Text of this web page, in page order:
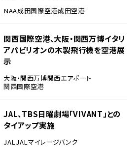
NAA成田国際空港成田空港
関西国際空港、大阪・関西万博イタリ
アパビリオンの木製飛行機を空港展
示
大阪・関西万博関西エアポート
関西国際空港
JAL、TBS日曜劇場「VIVANT」との
タイアップ実施
JAL JALマイレージバンク